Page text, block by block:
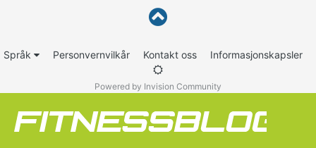
Språk Personvernvilkår Kontakt oss Informasjonskapsler
Powered by Invision Community